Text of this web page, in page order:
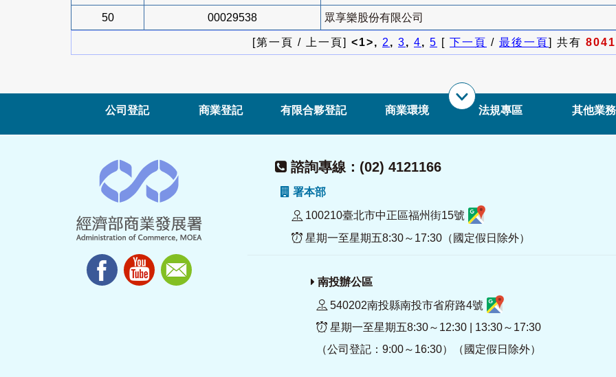
50 00029538 眾享樂股份有限公司
[第一頁 / 上一頁] <1>, 2, 3, 4, 5 [ 下一頁 / 最後一頁] 共有 8041
公司登記 商業登記 有限合夥登記 商業環境 法規專區 其他業務
諮詢專線：(02) 4121166
署本部
100210臺北市中正區福州街15號
星期一至星期五8:30～17:30（國定假日除外）
南投辦公區
540202南投縣南投市省府路4號
星期一至星期五8:30～12:30 | 13:30～17:30
（公司登記：9:00～16:30）（國定假日除外）